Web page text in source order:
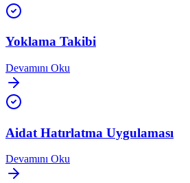
Yoklama Takibi
Devamını Oku
Aidat Hatırlatma Uygulaması
Devamını Oku